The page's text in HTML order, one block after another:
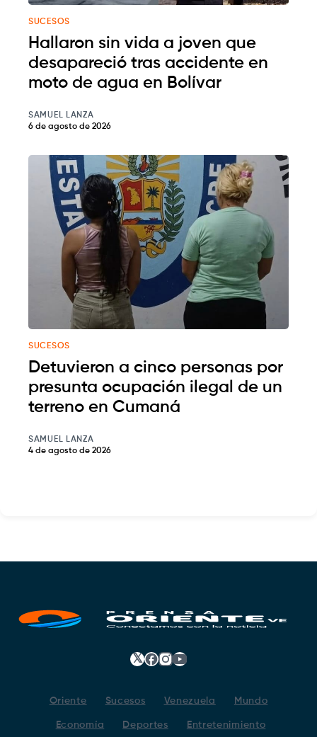
SUCESOS
Hallaron sin vida a joven que
desapareció tras accidente en
moto de agua en Bolívar
SAMUEL LANZA
6 de agosto de 2026
SUCESOS
Detuvieron a cinco personas por
presunta ocupación ilegal de un
terreno en Cumaná
SAMUEL LANZA
4 de agosto de 2026
𝕏 Facebook
Instagram
YouTube
Oriente Sucesos Venezuela Mundo
Economía Deportes Entretenimiento